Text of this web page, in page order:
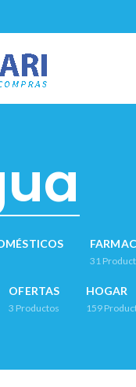
31
OFERTAS
3 Productos
HOGAR
159